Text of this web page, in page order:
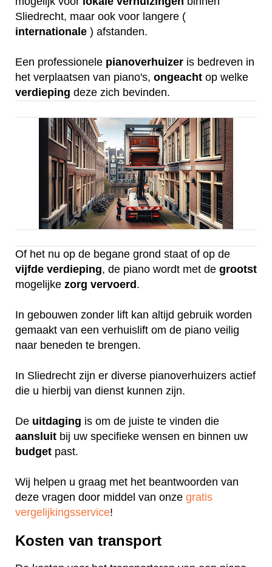
Sliedrecht, maar ook voor langere (
internationale ) afstanden.
Een professionele pianoverhuizer is bedreven in
het verplaatsen van piano's, ongeacht op welke
verdieping deze zich bevinden.
Of het nu op de begane grond staat of op de
vijfde verdieping, de piano wordt met de grootst
mogelijke zorg vervoerd.
In gebouwen zonder lift kan altijd gebruik worden
gemaakt van een verhuislift om de piano veilig
naar beneden te brengen.
In Sliedrecht zijn er diverse pianoverhuizers actief
die u hierbij van dienst kunnen zijn.
De uitdaging is om de juiste te vinden die
aansluit bij uw specifieke wensen en binnen uw
budget past.
Wij helpen u graag met het beantwoorden van
deze vragen door middel van onze gratis
vergelijkingsservice!
Kosten van transport